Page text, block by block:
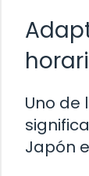
Uno de
Japón